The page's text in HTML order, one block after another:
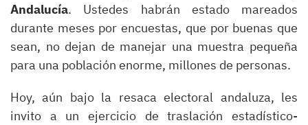
Andalucía. Ustedes habrán estado mareados
durante meses por encuestas, que por buenas que
sean, no dejan de manejar una muestra pequeña
para una población enorme, millones de personas.
Hoy, aún bajo la resaca electoral andaluza, les
invito a un ejercicio de traslación estadístico-